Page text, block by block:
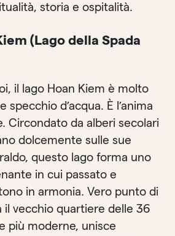
storia e ospitalità.
(Lago della Spada
il lago Hoan Kiem è molto
specchio d’acqua. È l’anima
Circondato da alberi secolari
dolcemente sulle sue
questo lago forma uno
in cui passato e
in armonia. Vero punto di
vecchio quartiere delle 36
più moderne, unisce